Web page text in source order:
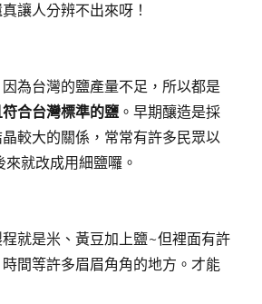
讓人分辨不出來呀！
為台灣的鹽產量不足，所以都是
合台灣標準的鹽 。早期釀造是採
較大的關係，常常有許多民眾以
就改成用細鹽囉。
就是米、黃豆加上鹽~但裡面有許
間等許多眉眉角角的地方。才能